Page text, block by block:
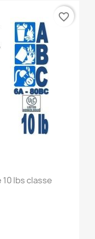
lbs classe
favorite_border